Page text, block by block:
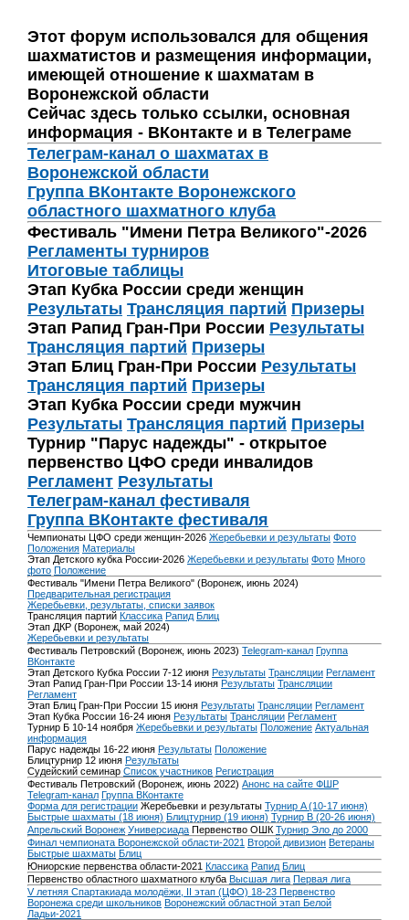
Этот форум использовался для общения
шахматистов и размещения информации,
имеющей отношение к шахматам в
Воронежской области
Сейчас здесь только ссылки, основная
информация - ВКонтакте и в Телеграме
Телеграм-канал о шахматах в
Воронежской области
Группа ВКонтакте Воронежского
областного шахматного клуба
Фестиваль "Имени Петра Великого"-2026
Регламенты турниров
Итоговые таблицы
Этап Кубка России среди женщин
Результаты Трансляция партий Призеры
Этап Рапид Гран-При России Результаты
Трансляция партий Призеры
Этап Блиц Гран-При России Результаты
Трансляция партий Призеры
Этап Кубка России среди мужчин
Результаты Трансляция партий Призеры
Турнир "Парус надежды" - открытое
первенство ЦФО среди инвалидов
Регламент Результаты
Телеграм-канал фестиваля
Группа ВКонтакте фестиваля
Чемпионаты ЦФО среди женщин-2026 Жеребьевки и результаты Фото
Положения Материалы
Этап Детского кубка России-2026 Жеребьевки и результаты Фото Много
фото Положение
Фестиваль "Имени Петра Великого" (Воронеж, июнь 2024)
Предварительная регистрация
Жеребьевки, результаты, списки заявок
Трансляция партий Классика Рапид Блиц
Этап ДКР (Воронеж, май 2024)
Жеребьевки и результаты
Фестиваль Петровский (Воронеж, июнь 2023) Telegram-канал Группа
ВКонтакте
Этап Детского Кубка России 7-12 июня Результаты Трансляции Регламент
Этап Рапид Гран-При России 13-14 июня Результаты Трансляции
Регламент
Этап Блиц Гран-При России 15 июня Результаты Трансляции Регламент
Этап Кубка России 16-24 июня Результаты Трансляции Регламент
Турнир Б 10-14 ноября Жеребьевки и результаты Положение Актуальная
информация
Парус надежды 16-22 июня Результаты Положение
Блицтурнир 12 июня Результаты
Судейский семинар Список участников Регистрация
Фестиваль Петровский (Воронеж, июнь 2022) Анонс на сайте ФШР
Telegram-канал Группа ВКонтакте
Форма для регистрации Жеребьевки и результаты Турнир A (10-17 июня)
Быстрые шахматы (18 июня) Блицтурнир (19 июня) Турнир B (20-26 июня)
Апрельский Воронеж Универсиада Первенство ОШК Турнир Эло до 2000
Финал чемпионата Воронежской области-2021 Второй дивизион Ветераны
Быстрые шахматы Блиц
Юниорские первенства области-2021 Классика Рапид Блиц
Первенство областного шахматного клуба Высшая лига Первая лига
V летняя Спартакиада молодёжи, II этап (ЦФО) 18-23 Первенство
Воронежа среди школьников Воронежский областной этап Белой
Ладьи-2021